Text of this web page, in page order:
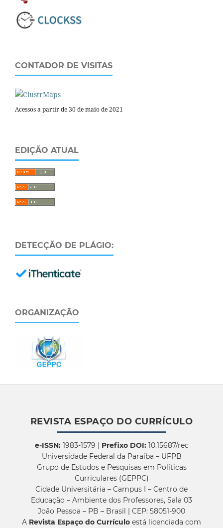
CONTADOR DE VISITAS
Acessos a partir de 30 de maio de 2021
EDIÇÃO ATUAL
DETECÇÃO DE PLÁGIO:
ORGANIZAÇÃO
REVISTA ESPAÇO DO CURRÍCULO
e-ISSN:1983-1579 | Prefixo DOI:10.15687/rec
Universidade Federal da Paraíba – UFPB
Grupo de Estudos e Pesquisas em Políticas
Curriculares (GEPPC)
Cidade Universitária – Campus I – Centro de
Educação – Ambiente dos Professores, Sala 03
João Pessoa – PB – Brasil | CEP: 58051-900
A Revista Espaço do Currículo está licenciada com